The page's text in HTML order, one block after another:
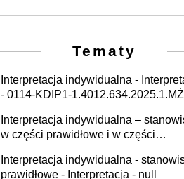
Tematy
Interpretacja indywidualna - Interpretacja
- 0114-KDIP1-1.4012.634.2025.1.MŻ
Interpretacja indywidualna – stanowisko
w części prawidłowe i w części
Interpretacja indywidualna - stanowisko
prawidłowe - Interpretacja - null